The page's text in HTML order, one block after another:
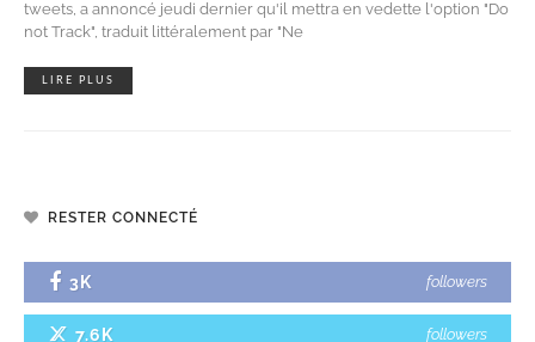
tweets, a annoncé jeudi dernier qu'il mettra en vedette l'option "Do
not Track", traduit littéralement par "Ne
LIRE PLUS
RESTER CONNECTÉ
3K followers
7.6K followers